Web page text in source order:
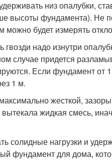
низ опалубки,
высоты фундамента). Не
можно будет измерять
гвозди надо изнутри
случае придется
Если фундамент от
1 м.
жесткой,
жидкая смесь,
солидные нагрузки и
фундамент для дома,